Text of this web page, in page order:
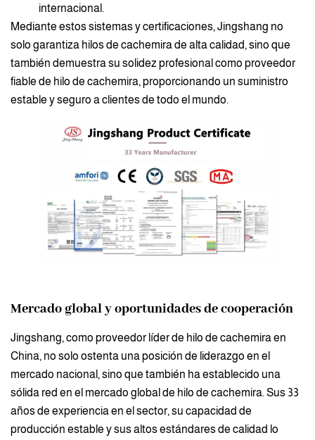
internacional.
Mediante estos sistemas y certificaciones, Jingshang no
solo garantiza hilos de cachemira de alta calidad, sino que
también demuestra su solidez profesional como proveedor
fiable de hilo de cachemira, proporcionando un suministro
estable y seguro a clientes de todo el mundo.
Mercado global y oportunidades de cooperación
Jingshang, como proveedor líder de hilo de cachemira en
China, no solo ostenta una posición de liderazgo en el
mercado nacional, sino que también ha establecido una
sólida red en el mercado global de hilo de cachemira. Sus 33
años de experiencia en el sector, su capacidad de
producción estable y sus altos estándares de calidad lo